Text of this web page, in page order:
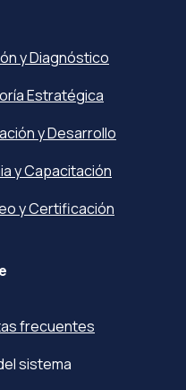
y Diagnóstico
Estratégica
y Desarrollo
y Capacitación
y Certificación
frecuentes
sistema